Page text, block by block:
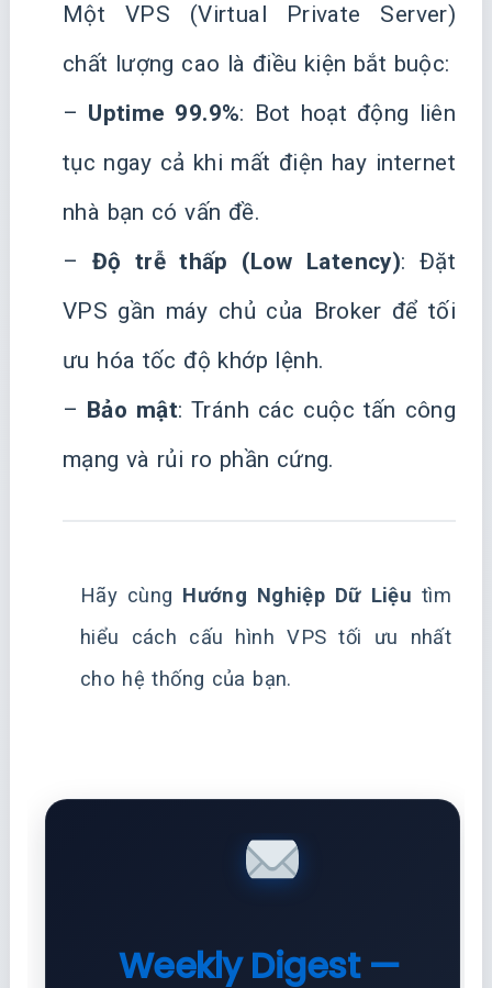
Một VPS (Virtual Private Server)
chất lượng cao là điều kiện bắt buộc:
– Uptime 99.9%: Bot hoạt động liên
tục ngay cả khi mất điện hay internet
nhà bạn có vấn đề.
– Độ trễ thấp (Low Latency): Đặt
VPS gần máy chủ của Broker để tối
ưu hóa tốc độ khớp lệnh.
– Bảo mật: Tránh các cuộc tấn công
mạng và rủi ro phần cứng.
Hãy cùng Hướng Nghiệp Dữ Liệu tìm
hiểu cách cấu hình VPS tối ưu nhất
cho hệ thống của bạn.
Weekly Digest —